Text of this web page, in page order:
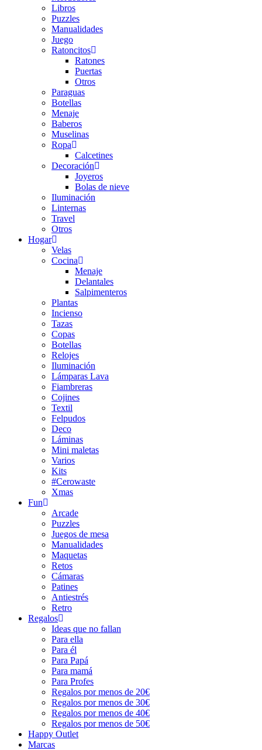
Libros
Puzzles
Manualidades
Juego
Ratoncitos
Ratones
Puertas
Otros
Paraguas
Botellas
Menaje
Baberos
Muselinas
Ropa
Calcetines
Decoración
Joyeros
Bolas de nieve
Iluminación
Linternas
Travel
Otros
Hogar
Velas
Cocina
Menaje
Delantales
Salpimenteros
Plantas
Incienso
Tazas
Copas
Botellas
Relojes
Iluminación
Lámparas Lava
Fiambreras
Cojines
Textil
Felpudos
Deco
Láminas
Mini maletas
Varios
Kits
#Cerowaste
Xmas
Fun
Arcade
Puzzles
Juegos de mesa
Manualidades
Maquetas
Retos
Cámaras
Patines
Antiestrés
Retro
Regalos
Ideas que no fallan
Para ella
Para él
Para Papá
Para mamá
Para Profes
Regalos por menos de 20€
Regalos por menos de 30€
Regalos por menos de 40€
Regalos por menos de 50€
Happy Outlet
Marcas